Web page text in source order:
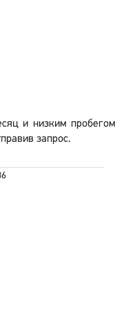
и низким пробегом
запрос.